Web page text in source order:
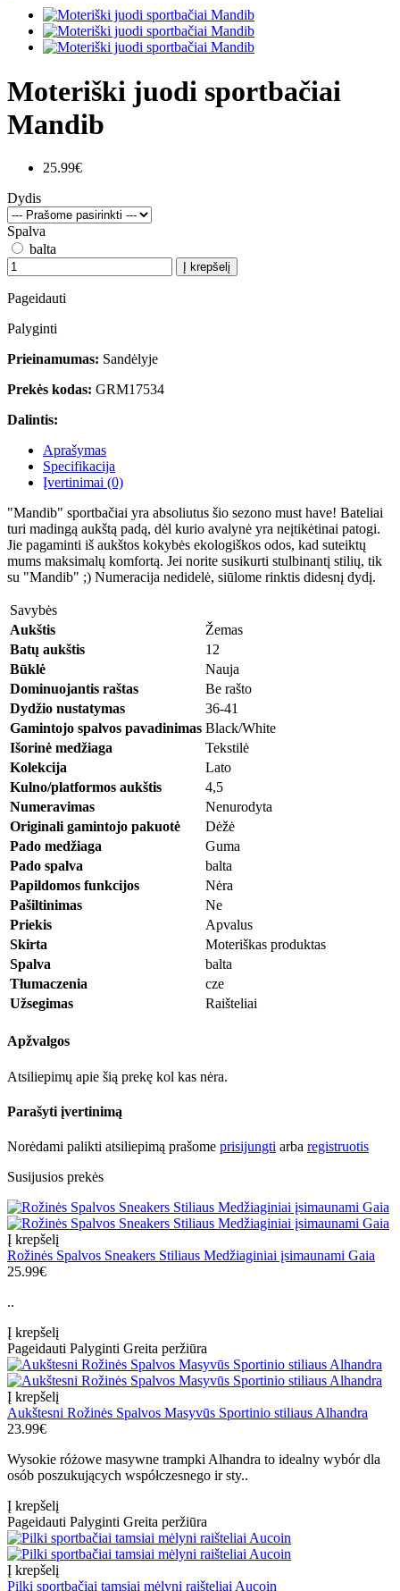
Moteriški juodi sportbačiai
Mandib
25.99€
Dydis
Spalva
balta
Į krepšelį
Pageidauti
Palyginti
Prieinamumas: Sandėlyje
Prekės kodas: GRM17534
Dalintis:
Aprašymas
Specifikacija
Įvertinimai (0)
"Mandib" sportbačiai yra absoliutus šio sezono must have! Bateliai
turi madingą aukštą padą, dėl kurio avalynė yra neįtikėtinai patogi.
Jie pagaminti iš aukštos kokybės ekologiškos odos, kad suteiktų
mums maksimalų komfortą. Jei norite susikurti stulbinantį stilių, tik
su "Mandib" ;) Numeracija nedidelė, siūlome rinktis didesnį dydį.
Savybės
Aukštis
Žemas
Batų aukštis
12
Būklė
Nauja
Dominuojantis raštas
Be rašto
Dydžio nustatymas
36-41
Gamintojo spalvos pavadinimas Black/White
Išorinė medžiaga
Tekstilė
Kolekcija
Lato
Kulno/platformos aukštis
4,5
Numeravimas
Nenurodyta
Originali gamintojo pakuotė
Dėžė
Pado medžiaga
Guma
Pado spalva
balta
Papildomos funkcijos
Nėra
Pašiltinimas
Ne
Priekis
Apvalus
Skirta
Moteriškas produktas
Spalva
balta
Tłumaczenia
cze
Užsegimas
Raišteliai
Apžvalgos
Atsiliepimų apie šią prekę kol kas nėra.
Parašyti įvertinimą
Norėdami palikti atsiliepimą prašome prisijungti arba registruotis
Susijusios prekės
Į krepšelį
Rožinės Spalvos Sneakers Stiliaus Medžiaginiai įsimaunami Gaia
25.99€
..
Į krepšelį
Pageidauti Palyginti Greita peržiūra
Į krepšelį
Aukštesni Rožinės Spalvos Masyvūs Sportinio stiliaus Alhandra
23.99€
Wysokie różowe masywne trampki Alhandra to idealny wybór dla
osób poszukujących współczesnego ir sty..
Į krepšelį
Pageidauti Palyginti Greita peržiūra
Į krepšelį
Pilki sportbačiai tamsiai mėlyni raišteliai Aucoin